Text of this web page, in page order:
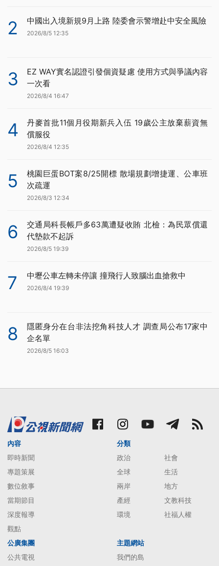
2 中國出入境新規9月上路 陸委會示警增赴中安全風險
2026/8/5 12:35
3
EZ WAY實名認證引發個資疑慮 使用方式與爭議內容
一次看
2026/8/4 16:47
4
丹麥首批11個月役期新兵入伍 19歲公主放棄薪資無
償服役
2026/8/4 12:35
5
桃園巨蛋BOT案8/25開標 散場規劃增捷運、公車班
次疏運
2026/8/3 12:34
6
交通局科長帳戶多63萬遭疑收賄 北檢：為民眾償還
代墊款不起訴
2026/8/5 19:39
7 中壢公車左轉未停讓 撞飛行人致腦出血搶救中
2026/8/4 19:39
8
隱匿身分在台非法挖角科技人才 調查局公布17家中
企名單
2026/8/5 16:03
內容
即時新聞
專題策展
數位敘事
當期節目
深度報導
觀點
分類
政治
社會
全球
生活
兩岸
地方
產經
文教科技
環境
社福人權
公廣集團
公共電視
主題網站
我們的島